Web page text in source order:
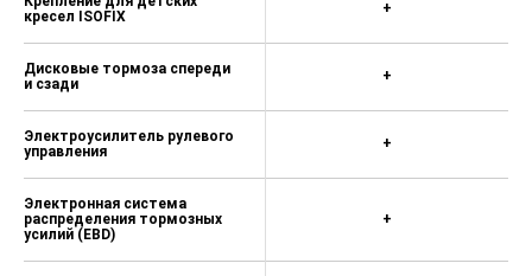
кресел ISOFIX
Дисковые тормоза спереди
и сзади
Электроусилитель рулевого
управления
Электронная система
распределения тормозных
усилий (EBD)
+
+
+
+